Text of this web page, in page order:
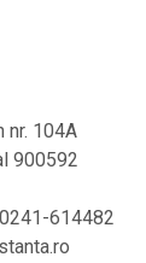
nr. 104A
900592
614482